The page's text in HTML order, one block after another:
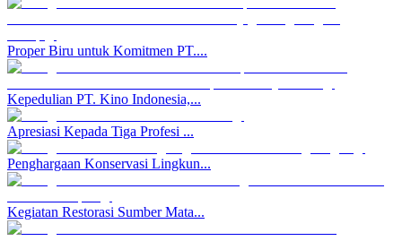
Proper Biru untuk Komitmen PT....
Kepedulian PT. Kino Indonesia,...
Apresiasi Kepada Tiga Profesi ...
Penghargaan Konservasi Lingkun...
Kegiatan Restorasi Sumber Mata...